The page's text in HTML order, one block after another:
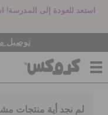
استعد للعودة إلى
توصيل
للنساءلم نجد أية منتجات